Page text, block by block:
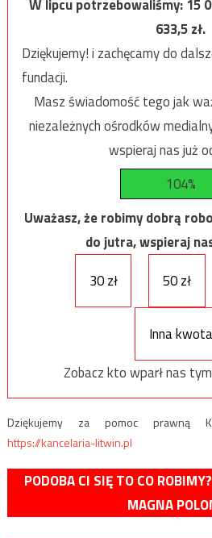
W lipcu potrzebowaliśmy:15
633,5zł.
Dziękujemy! i zachęcamy do
fundacji.
Masz świadomość tego jak
niezależnych ośrodków
wspieraj nas już
104%
Uważasz, że robimy dobrą
do jutra, wspieraj
30 zł
50 zł
Inna kwota
Zobacz kto wparł nas
Dziękujemy za pomoc prawną
https://kancelaria-litwin.pl
PODOBA CI SIĘ TO CO
MAGNA